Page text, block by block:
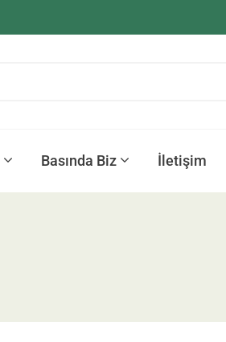
Basında Biz İletişim